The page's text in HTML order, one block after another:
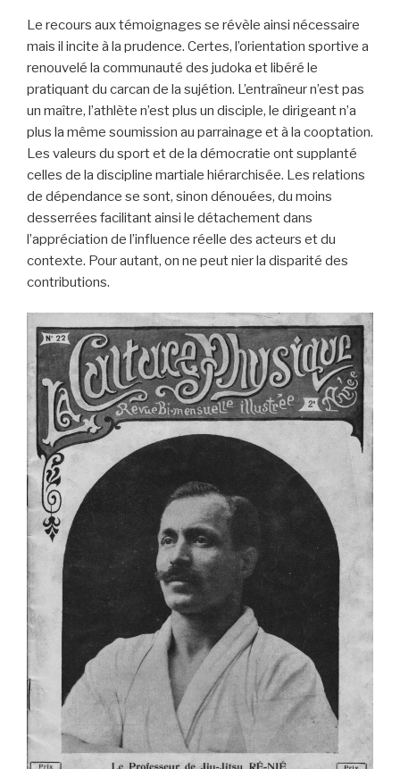
Le recours aux témoignages se révèle ainsi nécessaire
mais il incite à la prudence. Certes, l’orientation sportive a
renouvelé la communauté des judoka et libéré le
pratiquant du carcan de la sujétion. L’entraîneur n’est pas
un maître, l’athlète n’est plus un disciple, le dirigeant n’a
plus la même soumission au parrainage et à la cooptation.
Les valeurs du sport et de la démocratie ont supplanté
celles de la discipline martiale hiérarchisée. Les relations
de dépendance se sont, sinon dénouées, du moins
desserrées facilitant ainsi le détachement dans
l’appréciation de l’influence réelle des acteurs et du
contexte. Pour autant, on ne peut nier la disparité des
contributions.